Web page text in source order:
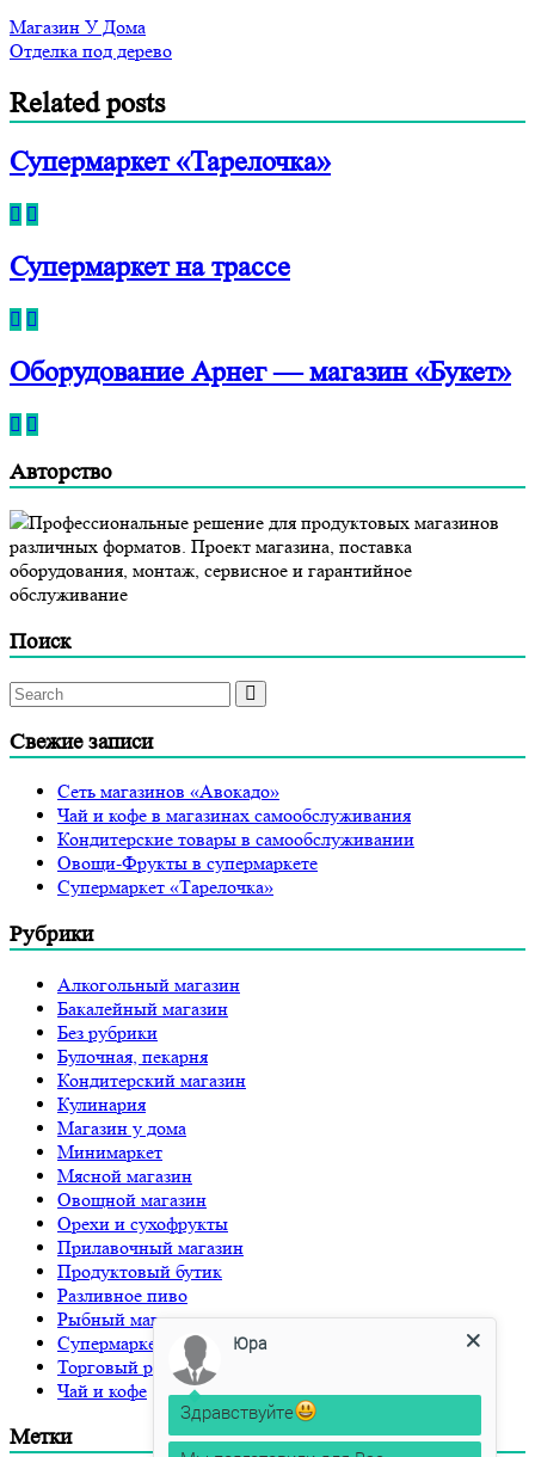
Магазин У Дома
Отделка под дерево
Related posts
Супермаркет «Тарелочка»
Супермаркет на трассе
Оборудование Арнег — магазин «Букет»
Авторство
Профессиональные решение для продуктовых магазинов
различных форматов. Проект магазина, поставка
оборудования, монтаж, сервисное и гарантийное
обслуживание
Поиск
Свежие записи
Сеть магазинов «Авокадо»
Чай и кофе в магазинах самообслуживания
Кондитерские товары в самообслуживании
Овощи-Фрукты в супермаркете
Супермаркет «Тарелочка»
Рубрики
Алкогольный магазин
Бакалейный магазин
Без рубрики
Булочная, пекарня
Кондитерский магазин
Кулинария
Магазин у дома
Минимаркет
Мясной магазин
Овощной магазин
Орехи и сухофрукты
Прилавочный магазин
Продуктовый бутик
Разливное пиво
Рыбный магазин
Супермаркет
Торговый рынок
Чай и кофе
Метки
Юра
Здравствуйте